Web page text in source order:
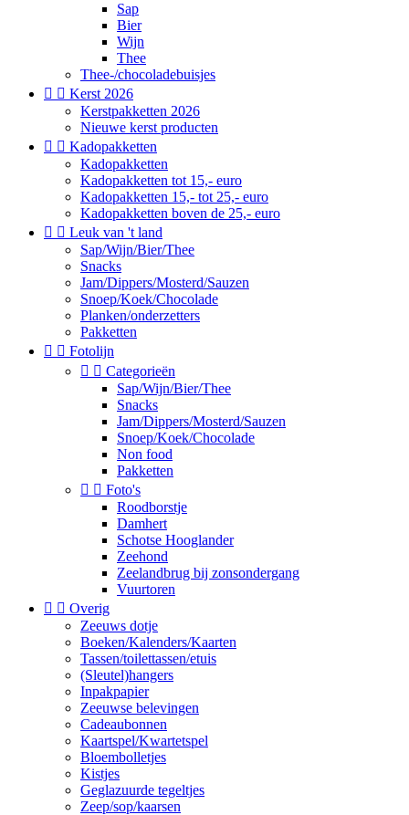
Sap
Bier
Wijn
Thee
Thee-/chocoladebuisjes
  Kerst 2026
Kerstpakketten 2026
Nieuwe kerst producten
  Kadopakketten
Kadopakketten
Kadopakketten tot 15,- euro
Kadopakketten 15,- tot 25,- euro
Kadopakketten boven de 25,- euro
  Leuk van 't land
Sap/Wijn/Bier/Thee
Snacks
Jam/Dippers/Mosterd/Sauzen
Snoep/Koek/Chocolade
Planken/onderzetters
Pakketten
  Fotolijn
  Categorieën
Sap/Wijn/Bier/Thee
Snacks
Jam/Dippers/Mosterd/Sauzen
Snoep/Koek/Chocolade
Non food
Pakketten
  Foto's
Roodborstje
Damhert
Schotse Hooglander
Zeehond
Zeelandbrug bij zonsondergang
Vuurtoren
  Overig
Zeeuws dotje
Boeken/Kalenders/Kaarten
Tassen/toilettassen/etuis
(Sleutel)hangers
Inpakpapier
Zeeuwse belevingen
Cadeaubonnen
Kaartspel/Kwartetspel
Bloembolletjes
Kistjes
Geglazuurde tegeltjes
Zeep/sop/kaarsen